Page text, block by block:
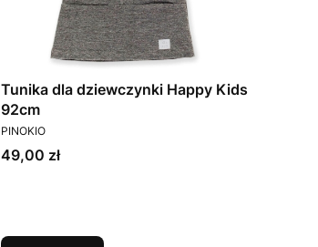
Tunika dla dziewczynki Happy Kids
92cm
PRODUCENT
PINOKIO
Cena
49,00 zł